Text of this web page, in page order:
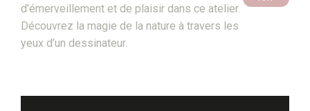
d’émerveillement et de plaisir dans ce atelier.
Découvrez la magie de la nature à travers les
yeux d’un dessinateur.